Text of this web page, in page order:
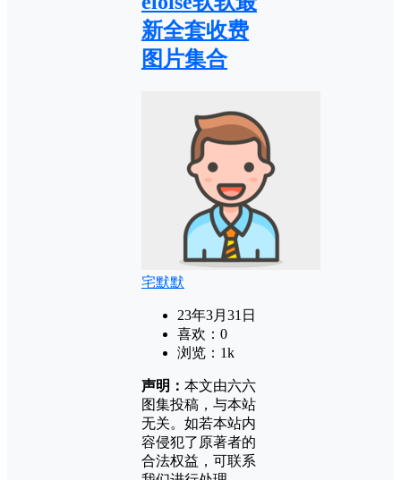
新全套收费
图片集合
宅默默
23年3月31日
喜欢： 0
浏览： 1k
声明： 本文由六六
图集投稿，与本站
无关。如若本站内
容侵犯了原著者的
合法权益，可联系